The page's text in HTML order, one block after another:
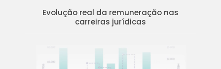
Evolução real da remuneração nas
carreiras jurídicas